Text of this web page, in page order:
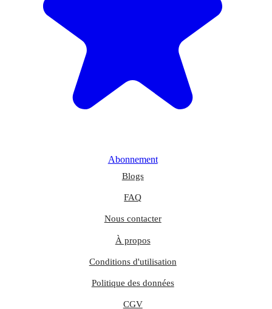
Abonnement
Blogs
FAQ
Nous contacter
À propos
Conditions d'utilisation
Politique des données
CGV